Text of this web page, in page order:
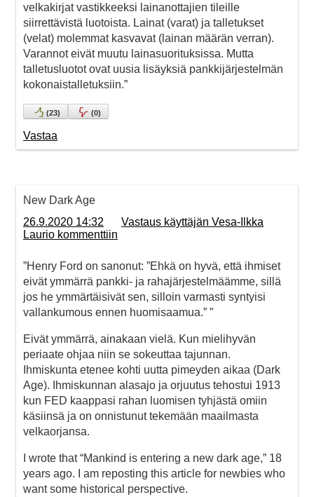
velkakirjat vastikkeeksi lainanottajien tileille
siirrettävistä luotoista. Lainat (varat) ja talletukset
(velat) molemmat kasvavat (lainan määrän verran).
Varannot eivät muutu lainasuorituksissa. Mutta
talletusluotot ovat uusia lisäyksiä pankkijärjestelmän
kokonaistalletuksiin.”
(23) (0)
Vastaa
New Dark Age
26.9.2020 14:32
Vastaus käyttäjän Vesa-Ilkka
Laurio kommenttiin
”Henry Ford on sanonut: ”Ehkä on hyvä, että ihmiset
eivät ymmärrä pankki- ja rahajärjestelmäämme, sillä
jos he ymmärtäisivät sen, silloin varmasti syntyisi
vallankumous ennen huomisaamua.” ”
Eivät ymmärrä, ainakaan vielä. Kun mielihyvän
periaate ohjaa niin se sokeuttaa tajunnan.
Ihmiskunta etenee kohti uutta pimeyden aikaa (Dark
Age). Ihmiskunnan alasajo ja orjuutus tehostui 1913
kun FED kaappasi rahan luomisen tyhjästä omiin
käsiinsä ja on onnistunut tekemään maailmasta
velkaorjansa.
I wrote that “Mankind is entering a new dark age,” 18
years ago. I am reposting this article for newbies who
want some historical perspective.